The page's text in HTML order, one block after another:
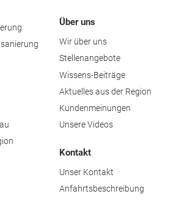
Über uns
Wir über uns
Stellenangebote
Wissens-Beiträge
Aktuelles aus der Region
Kundenmeinungen
Unsere Videos
Kontakt
Unser Kontakt
Anfahrtsbeschreibung